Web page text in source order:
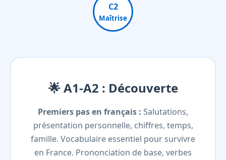
C2
Maîtrise
🌟 A1-A2 : Découverte
Premiers pas en français : Salutations,
présentation personnelle, chiffres, temps,
famille. Vocabulaire essentiel pour survivre
en France. Prononciation de base, verbes